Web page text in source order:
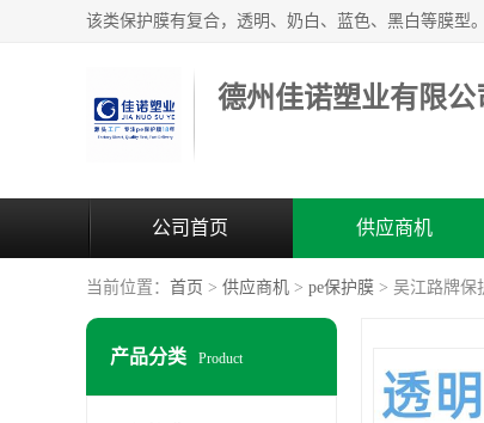
德州佳诺塑业有限公
公司首页 供应商机
当前位置： 首页 > 供应商机 > pe保护膜 > 吴江路牌保
产品分类 Product